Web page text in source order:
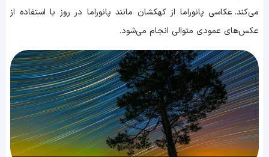
می‌کند. عکاسی پانوراما از کهکشان مانند پانوراما در روز با استفاده از
عکس‌های عمودی متوالی انجام می‌شود.